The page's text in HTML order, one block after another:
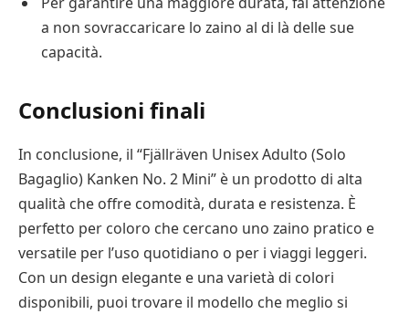
a non sovraccaricare lo zaino al di là delle sue
capacità.
Conclusioni finali
In conclusione, il “Fjällräven Unisex Adulto (Solo
Bagaglio) Kanken No. 2 Mini” è un prodotto di alta
qualità che offre comodità, durata e resistenza. È
perfetto per coloro che cercano uno zaino pratico e
versatile per l’uso quotidiano o per i viaggi leggeri.
Con un design elegante e una varietà di colori
disponibili, puoi trovare il modello che meglio si